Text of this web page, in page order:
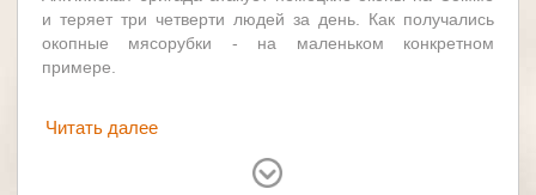
и теряет три четверти людей за день. Как получались
окопные мясорубки - на маленьком конкретном
примере.
Читать далее